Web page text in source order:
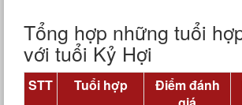
Tổng hợp những tuổi
với tuổi Kỷ Hợi
STT Tuổi hợp
Điểm đánh